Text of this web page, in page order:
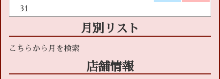
31
月別リスト
店舗情報